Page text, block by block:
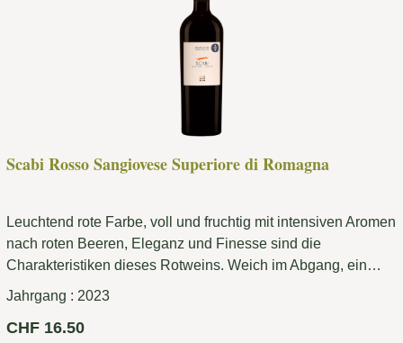
Scabi Rosso Sangiovese Superiore di Romagna
Leuchtend rote Farbe, voll und fruchtig mit intensiven Aromen
nach roten Beeren, Eleganz und Finesse sind die
Charakteristiken dieses Rotweins. Weich im Abgang, ein
klassischer Sangiovese.
Jahrgang : 2023
Regulärer Preis:
CHF 16.50